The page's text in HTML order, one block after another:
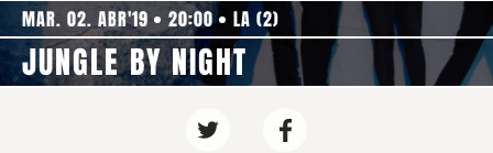
MAR. 02. ABR'19 20:00 LA (2)
JUNGLE BY NIGHT